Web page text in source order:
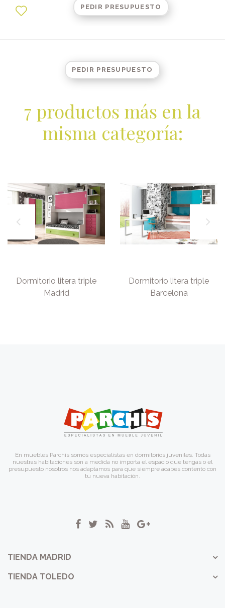
PEDIR PRESUPUESTO
PEDIR PRESUPUESTO
7 productos más en la
misma categoría:
Dormitorio litera triple
Madrid
Dormitorio litera triple
Barcelona
En muebles Parchis somos especialistas en dormitorios juveniles. Todas
nuestras habitaciones son a medida no importa el espacio que tengas o el
presupuesto nosotros nos adaptamos para que siempre acabes contento con
tu nueva habitación.
TIENDA MADRID
TIENDA TOLEDO